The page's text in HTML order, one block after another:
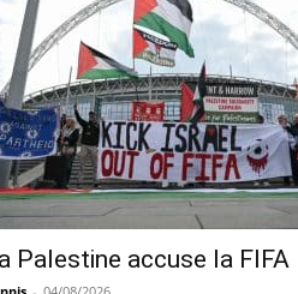
Palestine accuse la FIFA